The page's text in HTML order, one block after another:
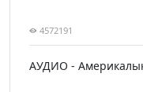
4572191
АУДИО -